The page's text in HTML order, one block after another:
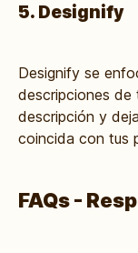
5. Designify
Designify se
descripciones de
descripción y
coincida con tus
FAQs -